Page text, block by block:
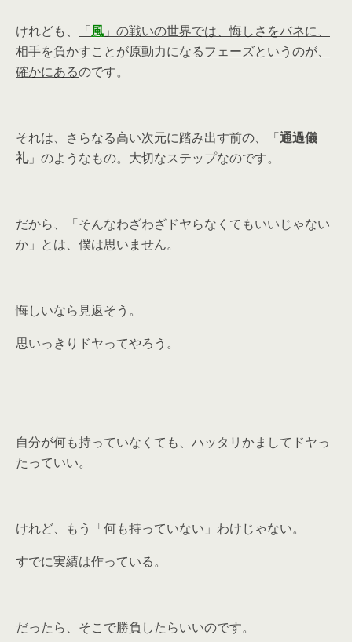
けれども、 「風 」の戦いの世界では、悔しさをバネに、
相手を負かすことが原動力になるフェーズというのが、
確かにあるのです。
それは、さらなる高い次元に踏み出す前の、「通過儀
礼」のようなもの。大切なステップなのです。
だから、「そんなわざわざドヤらなくてもいいじゃない
か」とは、僕は思いません。
悔しいなら見返そう。
思いっきりドヤってやろう。
自分が何も持っていなくても、ハッタリかましてドヤっ
たっていい。
けれど、もう「何も持っていない」わけじゃない。
すでに実績は作っている。
だったら、そこで勝負したらいいのです。